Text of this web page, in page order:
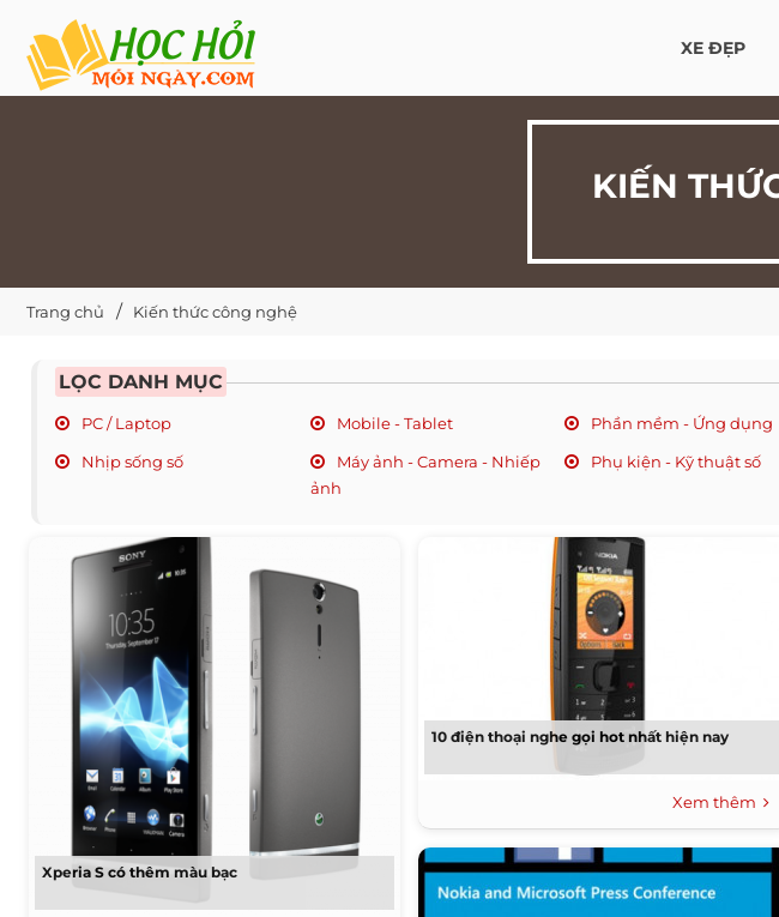
XE ĐẸP
KIẾN
Trang chủ Kiến thức công nghệ
LỌC DANH MỤC
PC / Laptop Mobile - Tablet Phần mềm - Ứng dụng
Nhịp sống số
Máy ảnh - Camera - Nhiếp
ảnh
Phụ kiện - Kỹ thuật số
Xperia S có thêm màu bạc
10 điện thoại nghe gọi hot nhất hiện nay
Xem thêm